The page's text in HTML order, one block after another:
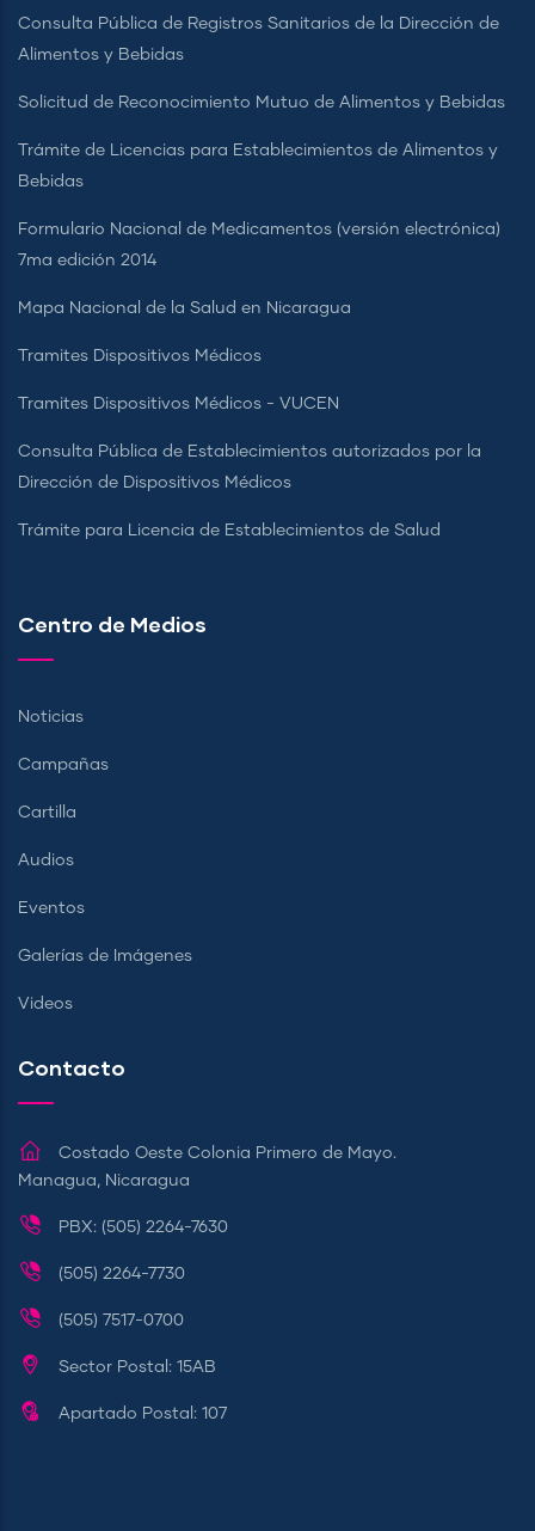
Consulta Pública de Registros Sanitarios de la Dirección de
Alimentos y Bebidas
Solicitud de Reconocimiento Mutuo de Alimentos y Bebidas
Trámite de Licencias para Establecimientos de Alimentos y
Bebidas
Formulario Nacional de Medicamentos (versión electrónica)
7ma edición 2014
Mapa Nacional de la Salud en Nicaragua
Tramites Dispositivos Médicos
Tramites Dispositivos Médicos - VUCEN
Consulta Pública de Establecimientos autorizados por la
Dirección de Dispositivos Médicos
Trámite para Licencia de Establecimientos de Salud
Centro de Medios
Noticias
Campañas
Cartilla
Audios
Eventos
Galerías de Imágenes
Videos
Contacto
Costado Oeste Colonia Primero de Mayo.
Managua, Nicaragua
PBX: (505) 2264-7630
(505) 2264-7730
(505) 7517-0700
Sector Postal: 15AB
Apartado Postal: 107